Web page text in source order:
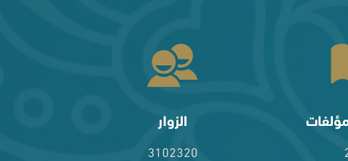
الزوار
3102320